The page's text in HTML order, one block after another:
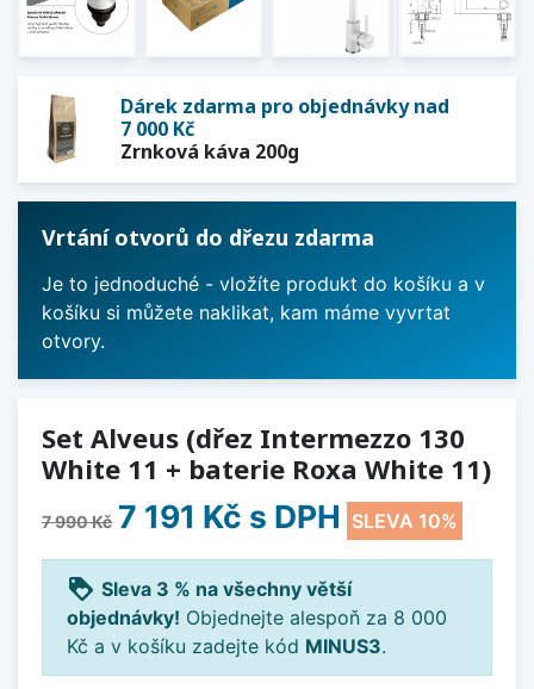
Dárek zdarma pro objednávky nad
7 000 Kč
Zrnková káva 200g
Vrtání otvorů do dřezu zdarma
Je to jednoduché - vložíte produkt do košíku a v
košíku si můžete naklikat, kam máme vyvrtat
otvory.
Set Alveus (dřez Intermezzo 130
White 11 + baterie Roxa White 11)
7 990 Kč 7 191 Kč s DPH SLEVA 10%
loyalty Sleva 3 % na všechny větší
objednávky! Objednejte alespoň za 8 000
Kč a v košíku zadejte kód MINUS3.